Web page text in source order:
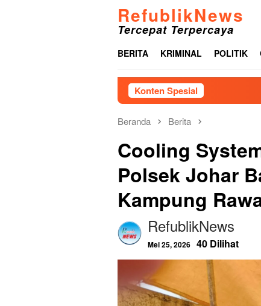
RefublikNews
Tercepat Terpercaya
BERITA KRIMINAL POLITIK
Konten Spesial
Beranda Berita
Cooling
Polsek Johar
Kampung
RefublikNews
Mei 25, 2026 40 Dilihat